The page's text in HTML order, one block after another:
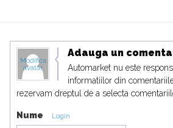
Modifica
avatar
Adauga un
Automarket nu este
informatiilor din
rezervam dreptul de a selecta
Nume Login